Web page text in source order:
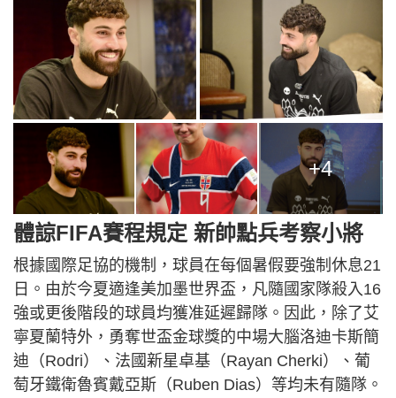
+4
體諒FIFA賽程規定 新帥點兵考察小將
根據國際足協的機制，球員在每個暑假要強制休息21
日。由於今夏適逢美加墨世界盃，凡隨國家隊殺入16
強或更後階段的球員均獲准延遲歸隊。因此，除了艾
寧夏蘭特外，勇奪世盃金球獎的中場大腦洛迪卡斯簡
迪（Rodri）、法國新星卓基（Rayan Cherki）、葡
萄牙鐵衛魯賓戴亞斯（Ruben Dias）等均未有隨隊。